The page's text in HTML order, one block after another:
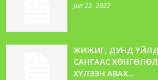
Jun 23, 2022
ЖИЖИГ, ДУНД
САНГААС
ХҮЛЭЭН АВАХ...